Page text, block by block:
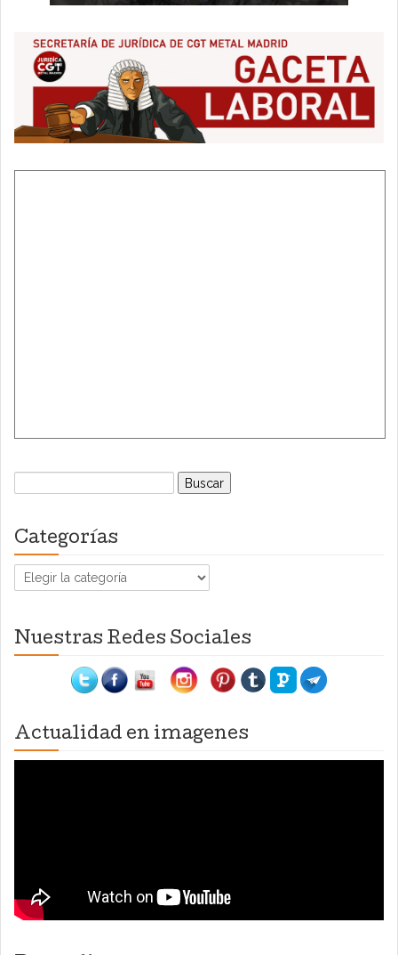
Buscar:
Categorías
Categorías
Nuestras Redes Sociales
Actualidad en imagenes